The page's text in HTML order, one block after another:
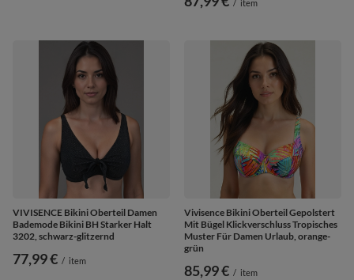
/ item
VIVISENCE Bikini Oberteil Damen
Bademode Bikini BH Starker Halt
3202, schwarz-glitzernd
77,99 € / item
Vivisence Bikini Oberteil Gepolstert
Mit Bügel Klickverschluss Tropisches
Muster Für Damen Urlaub, orange-
grün
85,99 € / item